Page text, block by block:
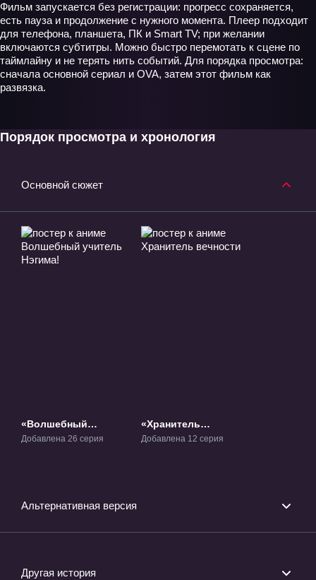
Фильм запускается без регистрации: прогресс сохраняется,
есть пауза и продолжение с нужного момента. Плеер подходит
для телефона, планшета, ПК и Smart TV; при желании
включаются субтитры. Можно быстро перемотать к сцене по
таймлайну и не терять нить событий. Для порядка просмотра:
сначала основной сериал и OVA, затем этот фильм как
развязка.
Порядок просмотра и хронология
Основной сюжет
«Волшебный
учитель Нэгима!»
Добавлена 26 серия
«Хранитель
вечности» ТВ-3
Добавлена 12 серия
Альтернативная версия
Другая история